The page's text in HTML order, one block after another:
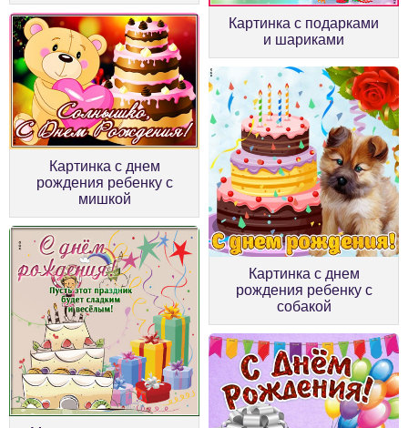
Картинка с подарками
и шариками
Картинка с днем
рождения ребенку с
мишкой
Картинка с днем
рождения ребенку с
собакой